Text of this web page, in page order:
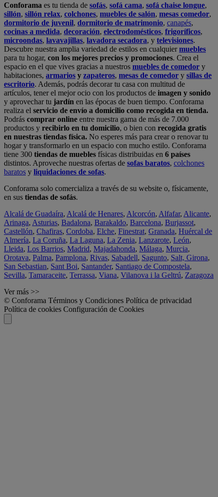
Conforama es tu tienda de sofás, sofá cama, sofá chaise longue,
sillón, sillón relax, colchones, muebles de salón, mesas comedor,
dormitorio de juvenil, dormitorio de matrimonio, canapés,
cocinas a medida, decoración, electrodomésticos, frigoríficos,
microondas, lavavajillas, lavadora secadora, y televisiones.
Descubre nuestra amplia variedad de estilos en cualquiermuebles
para tu hogar, con los mejores precios y promociones. Crea el
espacio en el que vives gracias a nuestros muebles de comedor y
habitaciones, armarios y zapateros, mesas de comedor y sillas de
escritorio. Además, podrás decorar tu casa con multitud de
artículos, tener el mejor ocio con los productos de imagen y sonido
y aprovechar tu jardín en las épocas de buen tiempo. Conforama
realiza el servicio de envío a domicilio como recogida en tienda.
Podrás comprar online entre nuestra gama de más de 7.000
productos y recibirlo en tu domicilio, o bien con recogida gratis
en nuestras tiendas física. No esperes más para crear o renovar tu
hogar y transformarlo en un espacio con mucho estilo. Conforama
tiene 300 tiendas de muebles físicas distribuidas en 6 países
distintos. Aproveche nuestras ofertas de sofas baratos, colchones
baratos y liquidaciones de sofas.
Conforama solo comercializa a través de su website o, físicamente,
en sus tiendas de sofás.
Alcalá de Guadaíra, Alcalá de Henares, Alcorcón, Alfafar, Alicante,
Arinaga, Asturias, Badalona, Barakaldo, Barcelona, Burjassot,
Castellón, Chafiras, Cordoba, Elche, Finestrat, Granada, Huércal de
Almería, La Coruña, La Laguna, La Zenia, Lanzarote, León,
Lleida, Los Barrios, Madrid, Majadahonda, Málaga, Murcia,
Orotava, Palma, Pamplona, Rivas, Sabadell, Sagunto, Salt, Girona,
San Sebastian, Sant Boi, Santander, Santiago de Compostela,
Sevilla, Tamaraceite, Terrassa, Viana, Vilanova i la Geltrú, Zaragoza
Ver más >>
© Conforama Términos y Condiciones Política de privacidad
Política de cookies Configuración de Cookies